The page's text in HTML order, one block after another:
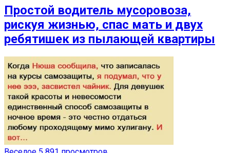
Простой водитель мусоровоза,
рискуя жизнью, спас мать и двух
ребятишек из пылающей квартиры